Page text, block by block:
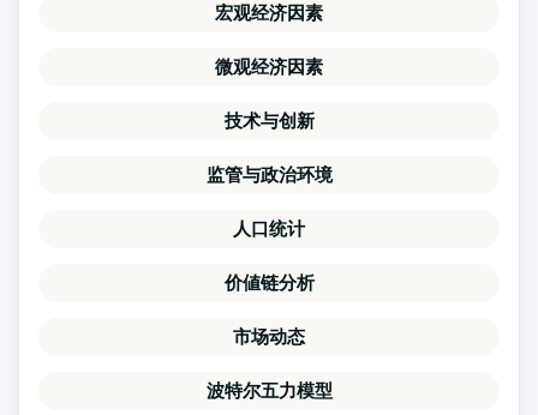
宏观经济因素
微观经济因素
技术与创新
监管与政治环境
人口统计
价値链分析
市场动态
波特尔五力模型